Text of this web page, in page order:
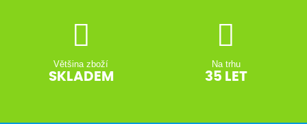
Většina zboží
SKLADEM
Na trhu
35 LET